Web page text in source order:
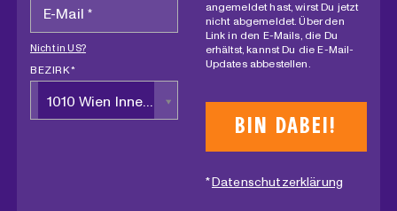
Nicht inUS?
BEZIRK *
1010 Wien Innere Stadt
angemeldet hast, wirst Du jetzt
nicht abgemeldet. Über den
Link in den E-Mails, die Du
erhältst, kannst Du die E-Mail-
Updates abbestellen.
*Datenschutzerklärung